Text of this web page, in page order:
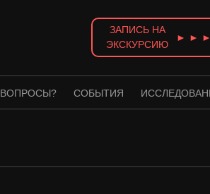
ЗАПИСЬ НА
ЭКСКУРСИЮ
► ►
ВОПРОСЫ? СОБЫТИЯ